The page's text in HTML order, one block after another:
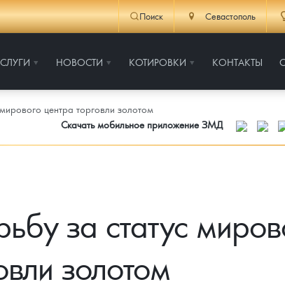
Поиск Севастополь
НОВОСТИ КОТИРОВКИ КОНТАКТЫ
центра торговли золотом
Скачать мобильное приложение ЗМД
за статус
золотом